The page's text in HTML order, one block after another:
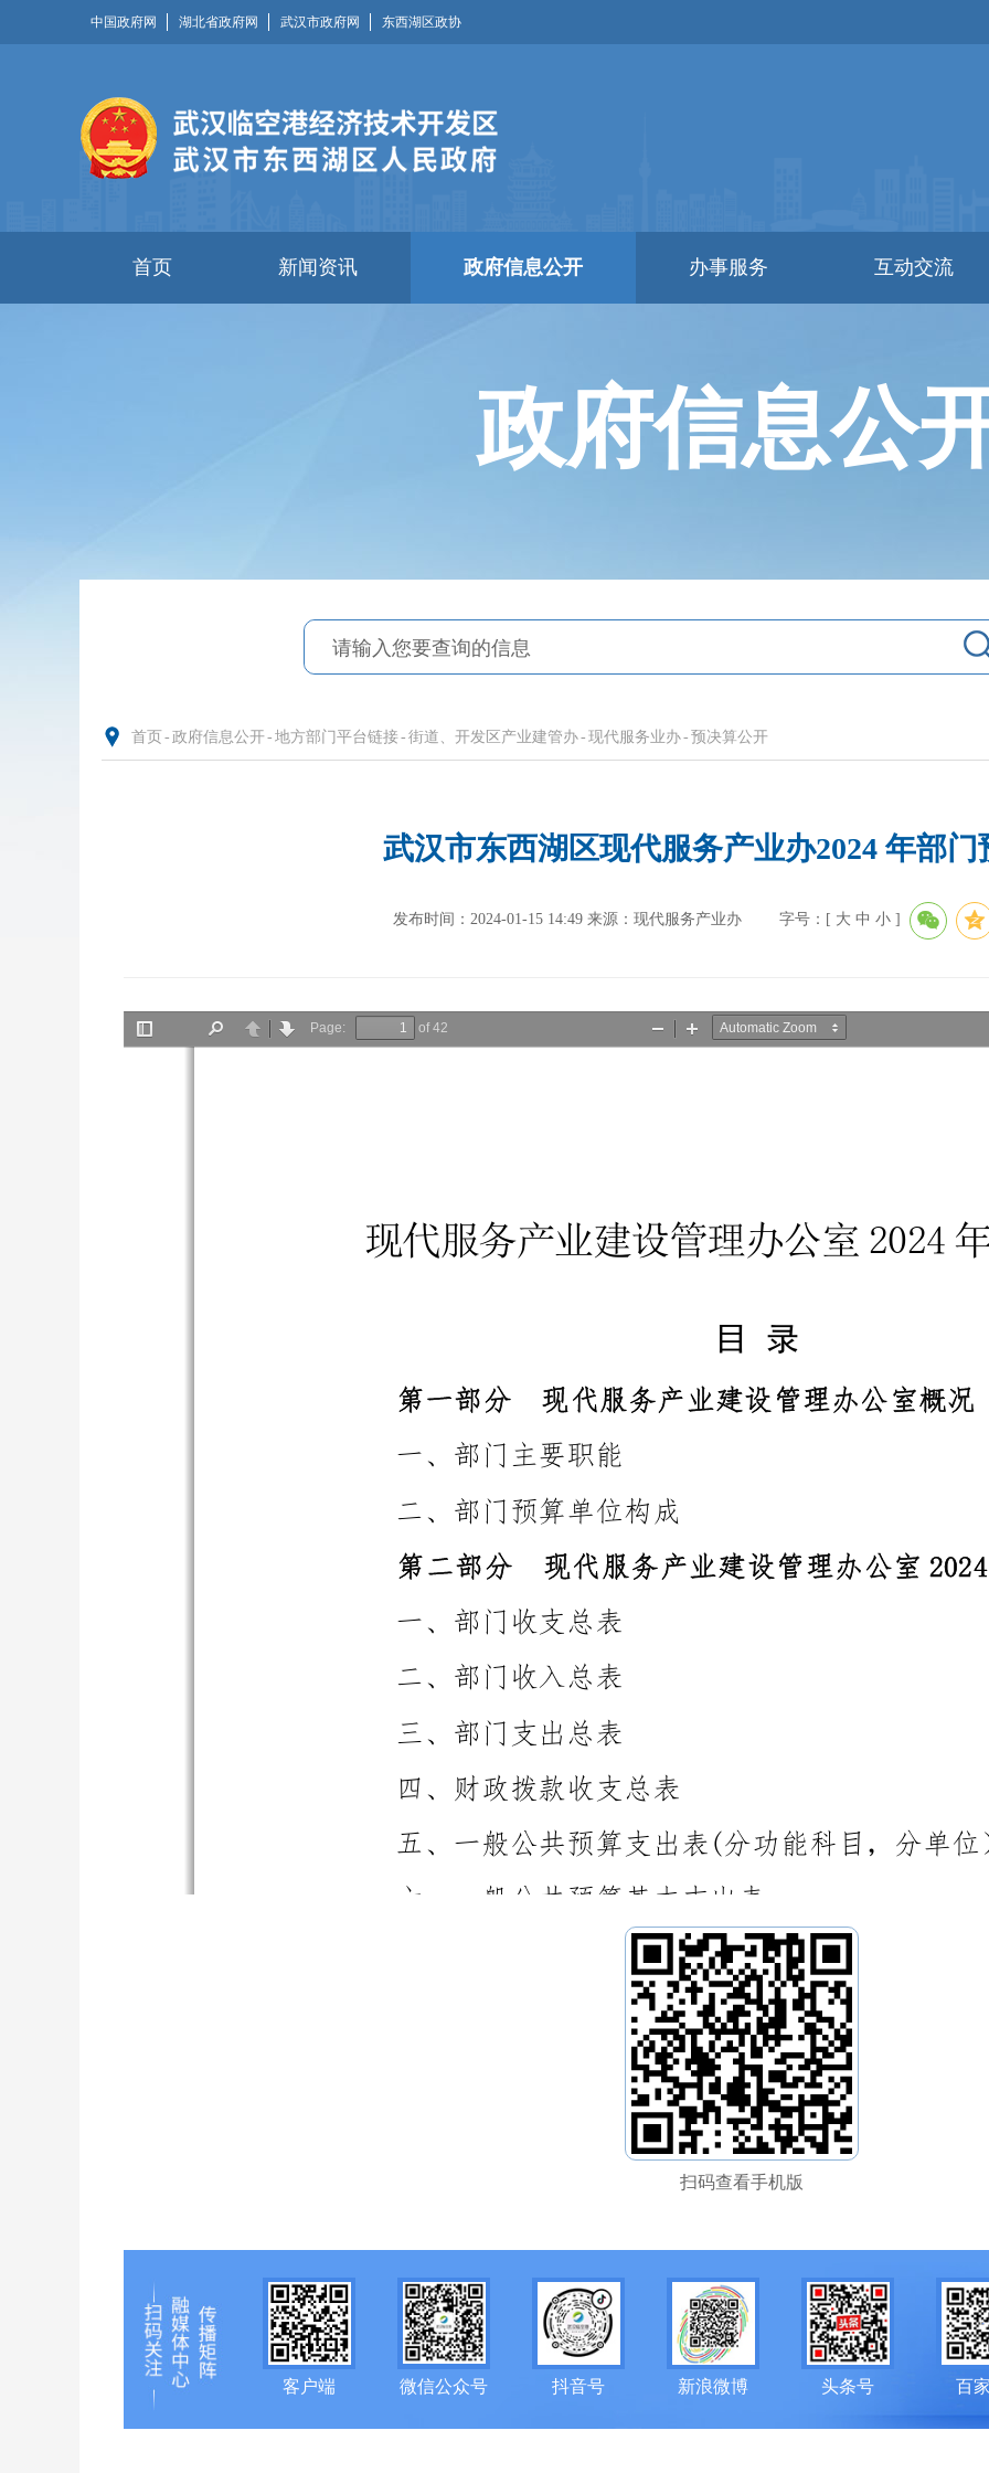
中国政府网 湖北省政府网 武汉市政府网 东西湖区政协
首页 新闻资讯 政府信息公开 办事服务 互动交流
政府信息公
首页 - 政府信息公开- 地方部门平台链接- 街道、开发区产业建管办- 现代服务业办- 预决算公开
武汉市东西湖区现代服务产业办2024 年部门
发布时间：2024-01-15 14:49 来源：现代服务产业办 字号：[ 大 中 小 ]
扫码查看手机版
客户端 微信公众号 抖音号 新浪微博 头条号 百